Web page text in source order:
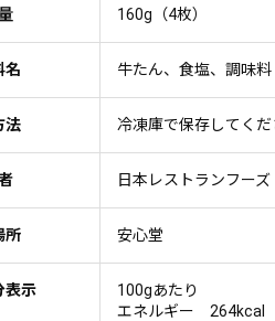
160g（4枚）
名 牛たん、食塩、調味
法 冷凍庫で保存してくだ
日本レストランフーズ
所 安心堂
表示
100gあたり
エネルギー 264kcal